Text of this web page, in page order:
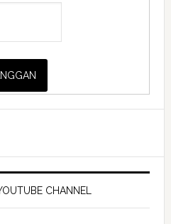
CHANNEL